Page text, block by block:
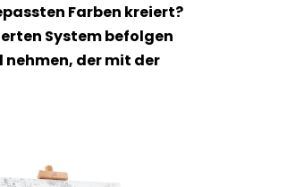
Farben kreiert?
System befolgen
nehmen, der mit der